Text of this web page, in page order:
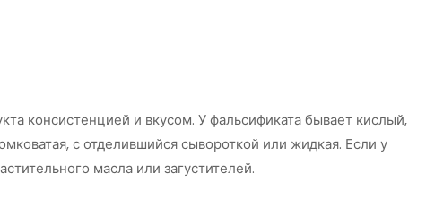
консистенцией и вкусом. У фальсификата бывает кислый,
с отделившийся сывороткой или жидкая. Если у
масла или загустителей.